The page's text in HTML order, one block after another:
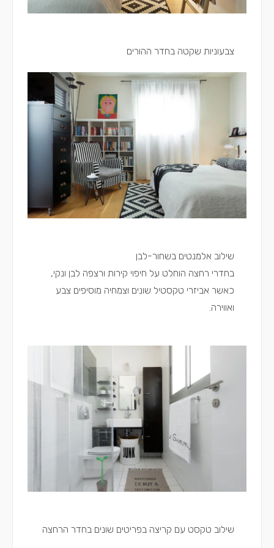
צבעוניות שקטה בחדר ההורים
שילוב אלמנטים בשחור-לבן
בחדרי רחצה הוחלט על חיפוי קירות ורצפה לבן ונקי,
כאשר אביזרי טקסטיל שונים וצמחיה מוסיפים צבע
ואווירה.
שילוב טקסט עם קריצה בפריטים שונים בחדר הרחצה